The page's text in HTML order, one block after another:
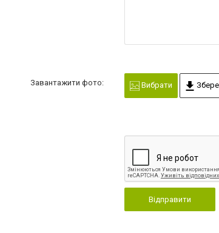
Завантажити фото: Вибрати
Відправити